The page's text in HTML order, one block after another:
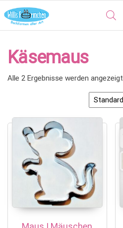
Käsemaus
Alle 2 Ergebnisse werden angezeigt